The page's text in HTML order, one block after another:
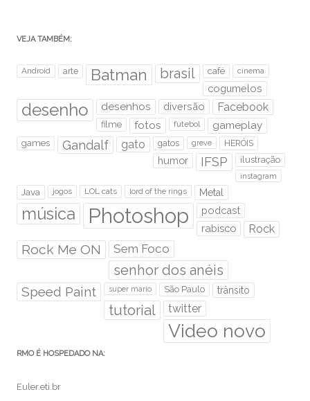
VEJA TAMBÉM:
Android arte Batman brasil café cinema
cogumelos
desenho desenhos diversão Facebook
filme fotos futebol gameplay
games Gandalf gato gatos greve HERÓIS
humor IFSP ilustração
instagram
Java jogos LOL cats lord of the rings Metal
música Photoshop
podcast
rabisco
Rock
Rock Me ON Sem Foco
senhor dos anéis
Speed Paint super mario São Paulo trânsito
tutorial twitter
Video novo
RMO É HOSPEDADO NA:
Euler.eti.br